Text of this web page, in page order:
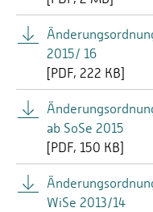
und
In der „Masterarbeit“
Anwendung
Beweis zu stellen.
forschungsorientiert
Exmatrikulation:
Der Studienservice
sowie der
2015/ 16
[PDF 222 KB]
ab SoSe 2015
[PDF 150 KB]
WiSe 2013/14